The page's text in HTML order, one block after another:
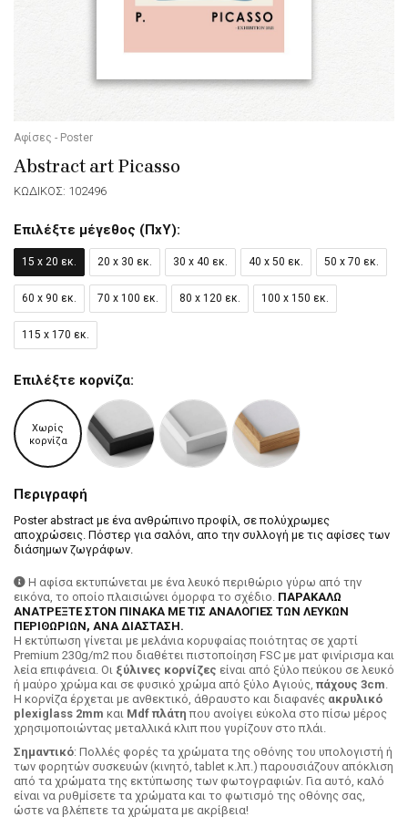
Αφίσες - Poster
Abstract art Picasso
ΚΩΔΙΚΟΣ: 102496
Επιλέξτε μέγεθος (ΠxΥ):
15 x 20 εκ. 20 x 30 εκ. 30 x 40 εκ. 40 x 50 εκ. 50 x 70 εκ.
60 x 90 εκ. 70 x 100 εκ. 80 x 120 εκ. 100 x 150 εκ.
115 x 170 εκ.
Επιλέξτε κορνίζα:
Χωρίς
κορνίζα
Περιγραφή
Poster abstract με ένα ανθρώπινο προφίλ, σε πολύχρωμες
αποχρώσεις. Πόστερ για σαλόνι, απο την συλλογή με τις αφίσες των
διάσημων ζωγράφων.
Η αφίσα εκτυπώνεται με ένα λευκό περιθώριο γύρω από την
εικόνα, το οποίο πλαισιώνει όμορφα το σχέδιο. ΠΑΡΑΚΑΛΩ
ΑΝΑΤΡΕΞΤΕ ΣΤΟΝ ΠΙΝΑΚΑ ΜΕ ΤΙΣ ΑΝΑΛΟΓΙΕΣ ΤΩΝ ΛΕΥΚΩΝ
ΠΕΡΙΘΩΡΙΩΝ, ΑΝΑ ΔΙΑΣΤΑΣΗ.
H εκτύπωση γίνεται με μελάνια κορυφαίας ποιότητας σε χαρτί
Premium 230g/m2 που διαθέτει πιστοποίηση FSC με ματ φινίρισμα και
λεία επιφάνεια. Οι ξύλινες κορνίζες είναι από ξύλο πεύκου σε λευκό
ή μαύρο χρώμα και σε φυσικό χρώμα από ξύλο Αγιούς, πάχους 3cm.
Η κορνίζα έρχεται με ανθεκτικό, άθραυστο και διαφανές ακρυλικό
plexiglass 2mm και Mdf πλάτη που ανοίγει εύκολα στο πίσω μέρος
χρησιμοποιώντας μεταλλικά κλιπ που γυρίζουν στο πλάι.
Σημαντικό: Πολλές φορές τα χρώματα της οθόνης του υπολογιστή ή
των φορητών συσκευών (κινητό, tablet κ.λπ.) παρουσιάζουν απόκλιση
από τα χρώματα της εκτύπωσης των φωτογραφιών. Για αυτό, καλό
είναι να ρυθμίσετε τα χρώματα και το φωτισμό της οθόνης σας,
ώστε να βλέπετε τα χρώματα με ακρίβεια!